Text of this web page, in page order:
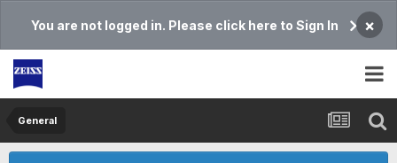
You are not logged in. Please click here to Sign In ×
General